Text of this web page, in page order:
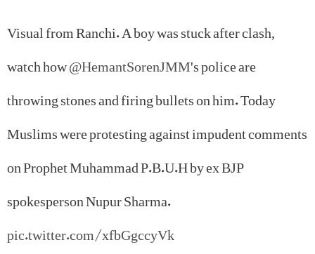
Visual from Ranchi. A boy was stuck after clash,
watch how@HemantSorenJMM's police are
throwing stones and firing bullets on him. Today
Muslims were protesting against impudent comments
on Prophet Muhammad P.B.U.H by ex BJP
spokesperson Nupur Sharma.
pic.twitter.com/xfbGgccyVk